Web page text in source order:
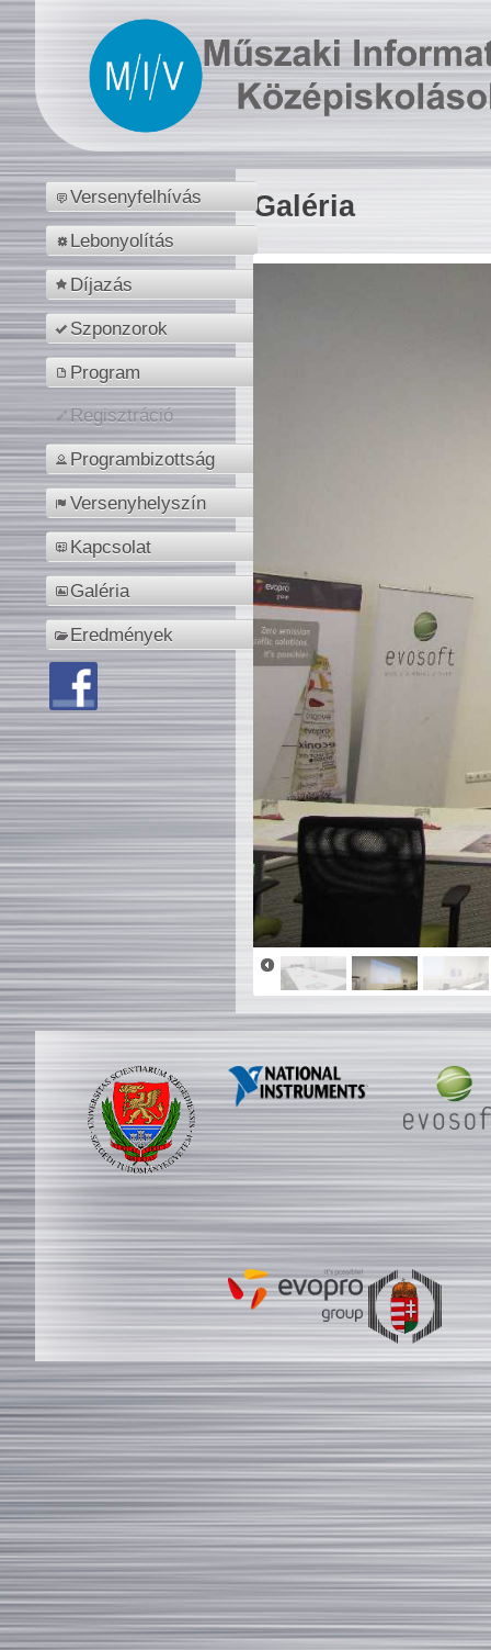
Versenyfelhívás
Lebonyolítás
Díjazás
Szponzorok
Program
Regisztráció
Programbizottság
Versenyhelyszín
Kapcsolat
Galéria
Eredmények
Galéria